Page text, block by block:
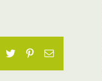
Facebook
TwitterPinterest
E-